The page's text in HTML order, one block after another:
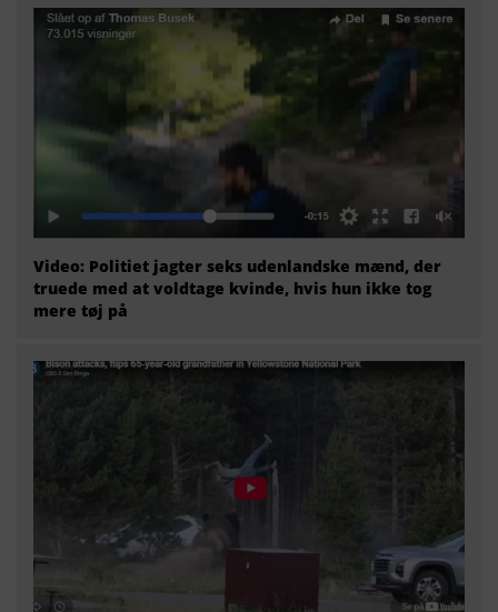
Video: Politiet jagter seks udenlandske mænd, der
truede med at voldtage kvinde, hvis hun ikke tog
mere tøj på